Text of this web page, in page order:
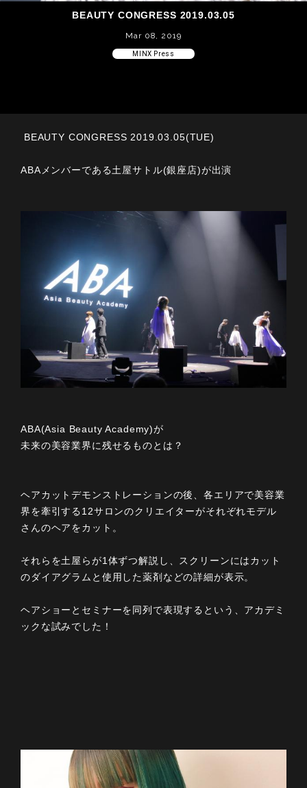
BEAUTY CONGRESS 2019.03.05
Mar 08, 2019
MINX Press
BEAUTY CONGRESS 2019.03.05(TUE)
ABAメンバーである土屋サトル(銀座店)が出演
ABA(Asia Beauty Academy)が
未来の美容業界に残せるものとは？
ヘアカットデモンストレーションの後、各エリアで美容業
界を牽引する12サロンのクリエイターがそれぞれモデル
さんのヘアをカット。
それらを土屋らが1体ずつ解説し、スクリーンにはカット
のダイアグラムと使用した薬剤などの詳細が表示。
ヘアショーとセミナーを同列で表現するという、アカデミ
ックな試みでした！